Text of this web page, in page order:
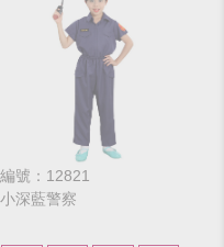
編號：12821
小深藍警察